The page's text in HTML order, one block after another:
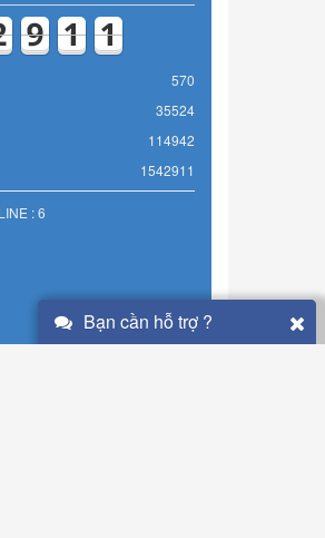
570
35524
114942
1542911
: 6
Bạn cần hỗ trợ ?